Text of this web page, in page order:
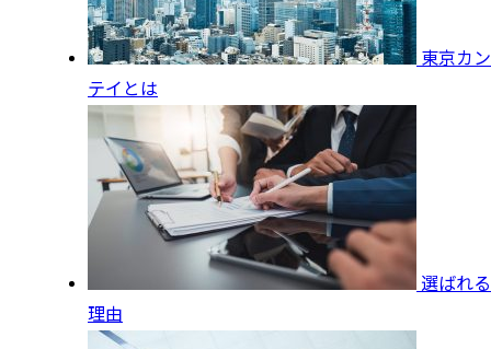
東京カン
テイとは
選ばれる
理由